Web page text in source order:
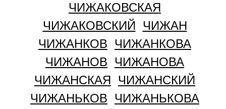
ЧИЖАКОВСКАЯ
ЧИЖАКОВСКИЙ ЧИЖАН
ЧИЖАНКОВ ЧИЖАНКОВА
ЧИЖАНОВ ЧИЖАНОВА
ЧИЖАНСКАЯ ЧИЖАНСКИЙ
ЧИЖАНЬКОВ ЧИЖАНЬКОВА